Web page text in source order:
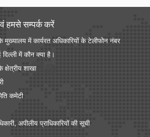
हमसे सम्‍पर्क करें
मुख्यालय में कार्यरत अधिकारियों के टेलीफोन नंबर
में कौन क्या है।
शाखा
कमेटी
अपीलीय प्राधिकारियों की सूची